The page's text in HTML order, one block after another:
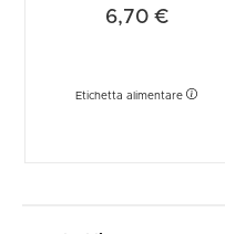
6,70 €
Etichetta alimentare